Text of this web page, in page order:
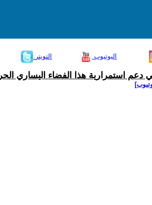
التويتر اليوتيوب
دعم استمرارية هذا الفضاء اليساري الحر